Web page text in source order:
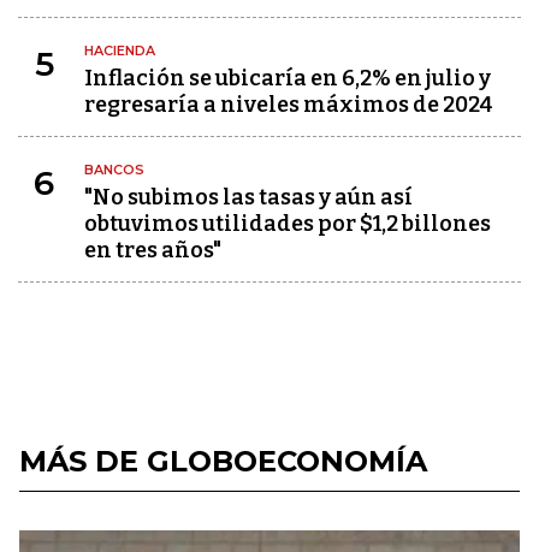
5 HACIENDA
Inflación se ubicaría en 6,2% en julio y
regresaría a niveles máximos de 2024
6 BANCOS
"No subimos las tasas y aún así
obtuvimos utilidades por $1,2 billones
en tres años"
MÁS DE GLOBOECONOMÍA